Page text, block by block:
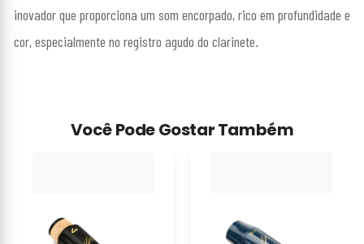
inovador que proporciona um som encorpado, rico em profundidade e
cor, especialmente no registro agudo do clarinete.
Você Pode Gostar Também